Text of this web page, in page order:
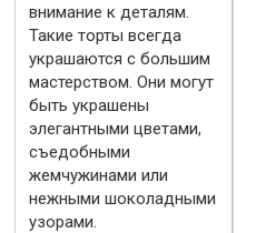
внимание к деталям.
Такие торты всегда
украшаются с большим
мастерством. Они могут
быть украшены
элегантными цветами,
съедобными
жемчужинами или
нежными шоколадными
узорами.